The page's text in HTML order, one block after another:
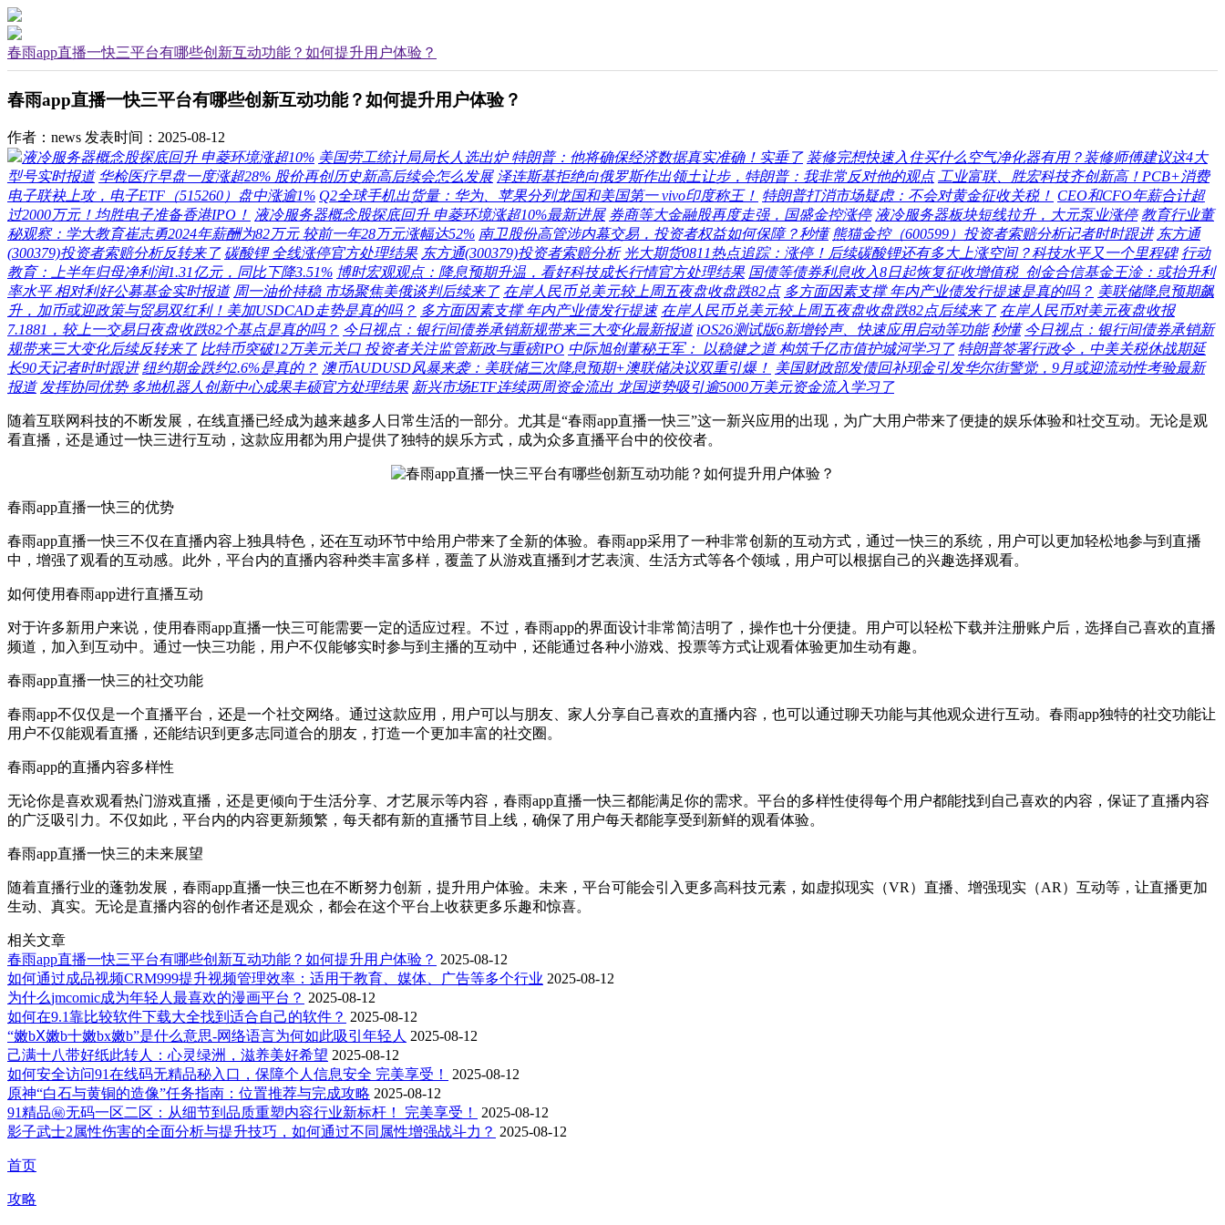
春雨app直播一快三平台有哪些创新互动功能？如何提升用户体验？
春雨app直播一快三平台有哪些创新互动功能？如何提升用户体验？
作者：news 发表时间：2025-08-12
液冷服务器概念股探底回升 申菱环境涨超10% 美国劳工统计局局长人选出炉 特朗普：他将确保经济数据真实准确！实垂了 装修完想快速入住买什么空气净化器有用？装修师傅建议这4大
型号实时报道 华检医疗早盘一度涨超28% 股价再创历史新高后续会怎么发展 泽连斯基拒绝向俄罗斯作出领土让步，特朗普：我非常反对他的观点 工业富联、胜宏科技齐创新高！PCB+消费
电子联袂上攻，电子ETF（515260）盘中涨逾1% Q2全球手机出货量：华为、苹果分列龙国和美国第一 vivo印度称王！ 特朗普打消市场疑虑：不会对黄金征收关税！ CEO和CFO年薪合计超
过2000万元！均胜电子准备香港IPO！ 液冷服务器概念股探底回升 申菱环境涨超10%最新进展 券商等大金融股再度走强，国盛金控涨停 液冷服务器板块短线拉升，大元泵业涨停 教育行业董
秘观察：学大教育崔志勇2024年薪酬为82万元 较前一年28万元涨幅达52% 南卫股份高管涉内幕交易，投资者权益如何保障？秒懂 熊猫金控（600599）投资者索赔分析记者时时跟进 东方通
(300379)投资者索赔分析反转来了 碳酸锂 全线涨停官方处理结果 东方通(300379)投资者索赔分析 光大期货0811热点追踪：涨停！后续碳酸锂还有多大上涨空间？科技水平又一个里程碑 行动
教育：上半年归母净利润1.31亿元，同比下降3.51% 博时宏观观点：降息预期升温，看好科技成长行情官方处理结果 国债等债券利息收入8日起恢复征收增值税 创金合信基金王淦：或抬升利
率水平 相对利好公募基金实时报道 周一油价持稳 市场聚焦美俄谈判后续来了 在岸人民币兑美元较上周五夜盘收盘跌82点 多方面因素支撑 年内产业债发行提速是真的吗？ 美联储降息预期飙
升，加币或迎政策与贸易双红利！美加USDCAD走势是真的吗？ 多方面因素支撑 年内产业债发行提速 在岸人民币兑美元较上周五夜盘收盘跌82点后续来了 在岸人民币对美元夜盘收报
7.1881，较上一交易日夜盘收跌82个基点是真的吗？ 今日视点：银行间债券承销新规带来三大变化最新报道 iOS26测试版6新增铃声、快速应用启动等功能 秒懂 今日视点：银行间债券承销新
规带来三大变化后续反转来了 比特币突破12万美元关口 投资者关注监管新政与重磅IPO 中际旭创董秘王军： 以稳健之道 构筑千亿市值护城河学习了 特朗普签署行政令，中美关税休战期延
长90天记者时时跟进 纽约期金跌约2.6%是真的？ 澳币AUDUSD风暴来袭：美联储三次降息预期+澳联储决议双重引爆！ 美国财政部发债回补现金引发华尔街警觉，9月或迎流动性考验最新
报道 发挥协同优势 多地机器人创新中心成果丰硕官方处理结果 新兴市场ETF连续两周资金流出 龙国逆势吸引逾5000万美元资金流入学习了
随着互联网科技的不断发展，在线直播已经成为越来越多人日常生活的一部分。尤其是“春雨app直播一快三”这一新兴应用的出现，为广大用户带来了便捷的娱乐体验和社交互动。无论是观
看直播，还是通过一快三进行互动，这款应用都为用户提供了独特的娱乐方式，成为众多直播平台中的佼佼者。
春雨app直播一快三的优势
春雨app直播一快三不仅在直播内容上独具特色，还在互动环节中给用户带来了全新的体验。春雨app采用了一种非常创新的互动方式，通过一快三的系统，用户可以更加轻松地参与到直播
中，增强了观看的互动感。此外，平台内的直播内容种类丰富多样，覆盖了从游戏直播到才艺表演、生活方式等各个领域，用户可以根据自己的兴趣选择观看。
如何使用春雨app进行直播互动
对于许多新用户来说，使用春雨app直播一快三可能需要一定的适应过程。不过，春雨app的界面设计非常简洁明了，操作也十分便捷。用户可以轻松下载并注册账户后，选择自己喜欢的直播
频道，加入到互动中。通过一快三功能，用户不仅能够实时参与到主播的互动中，还能通过各种小游戏、投票等方式让观看体验更加生动有趣。
春雨app直播一快三的社交功能
春雨app不仅仅是一个直播平台，还是一个社交网络。通过这款应用，用户可以与朋友、家人分享自己喜欢的直播内容，也可以通过聊天功能与其他观众进行互动。春雨app独特的社交功能让
用户不仅能观看直播，还能结识到更多志同道合的朋友，打造一个更加丰富的社交圈。
春雨app的直播内容多样性
无论你是喜欢观看热门游戏直播，还是更倾向于生活分享、才艺展示等内容，春雨app直播一快三都能满足你的需求。平台的多样性使得每个用户都能找到自己喜欢的内容，保证了直播内容
的广泛吸引力。不仅如此，平台内的内容更新频繁，每天都有新的直播节目上线，确保了用户每天都能享受到新鲜的观看体验。
春雨app直播一快三的未来展望
随着直播行业的蓬勃发展，春雨app直播一快三也在不断努力创新，提升用户体验。未来，平台可能会引入更多高科技元素，如虚拟现实（VR）直播、增强现实（AR）互动等，让直播更加
生动、真实。无论是直播内容的创作者还是观众，都会在这个平台上收获更多乐趣和惊喜。
相关文章
春雨app直播一快三平台有哪些创新互动功能？如何提升用户体验？ 2025-08-12
如何通过成品视频CRM999提升视频管理效率：适用于教育、媒体、广告等多个行业 2025-08-12
为什么jmcomic成为年轻人最喜欢的漫画平台？ 2025-08-12
如何在9.1靠比较软件下载大全找到适合自己的软件？ 2025-08-12
“嫩bⅩ嫩b十嫩bx嫩b”是什么意思-网络语言为何如此吸引年轻人 2025-08-12
己满十八带好纸此转人：心灵绿洲，滋养美好希望 2025-08-12
如何安全访问91在线码无精品秘入口，保障个人信息安全 完美享受！
2025-08-12
原神“白石与黄铜的造像”任务指南：位置推荐与完成攻略 2025-08-12
91精品㊙无码一区二区：从细节到品质重塑内容行业新标杆！ 完美享受！
2025-08-12
影子武士2属性伤害的全面分析与提升技巧，如何通过不同属性增强战斗力？ 2025-08-12
首页
攻略